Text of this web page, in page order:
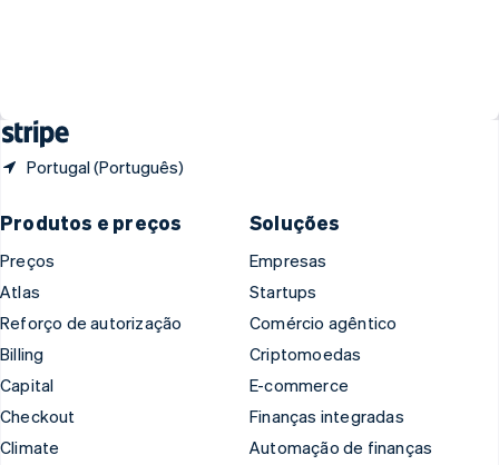
Portugal (Português)
Produtos e preços
Preços
Atlas
Reforço de autorização
Billing
Capital
Checkout
Climate
Soluções
Empresas
Startups
Comércio agêntico
Criptomoedas
E-commerce
Finanças integradas
Automação de finanças